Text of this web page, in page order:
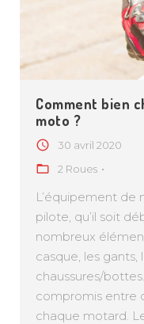
DEMANDER UN DEVIS
Comment bien
moto ?
30 avril 2020
2 Roues
L’équipement
pilote, qu’il soit
nombreux
casque, les
chaussures/
compromis entre
chaque motard.